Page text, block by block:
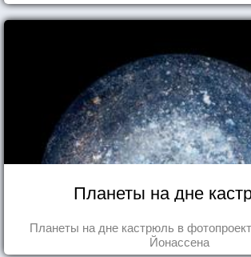
Планеты на дне
Планеты на дне кастрюль в
Йонассена